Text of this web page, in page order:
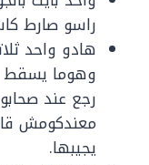
راسو صارط
هادو واحد
وهوما يسقط
رجع عند
معندكومش
يجيبها.